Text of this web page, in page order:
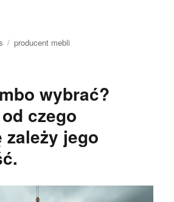
Tagi
producent mebli
wybrać?
czego
zależy jego